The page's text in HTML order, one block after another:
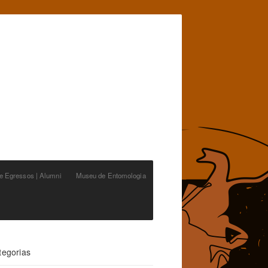
Egressos | Alumni Museu de Entomologia